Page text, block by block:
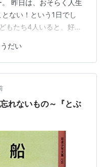
昨日は、おそらく人生
ない！という1日でし
もたち4人いると、好き
、もう、心が限界に達
と重なったからかな？
でないみたいに、狂っ
、ぼーっとしている
？」と。 さすがに、今
ら、…
だい
れないもの～『とぶ